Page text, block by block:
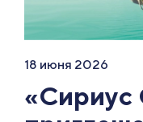
18 июня 2026
«Сириус